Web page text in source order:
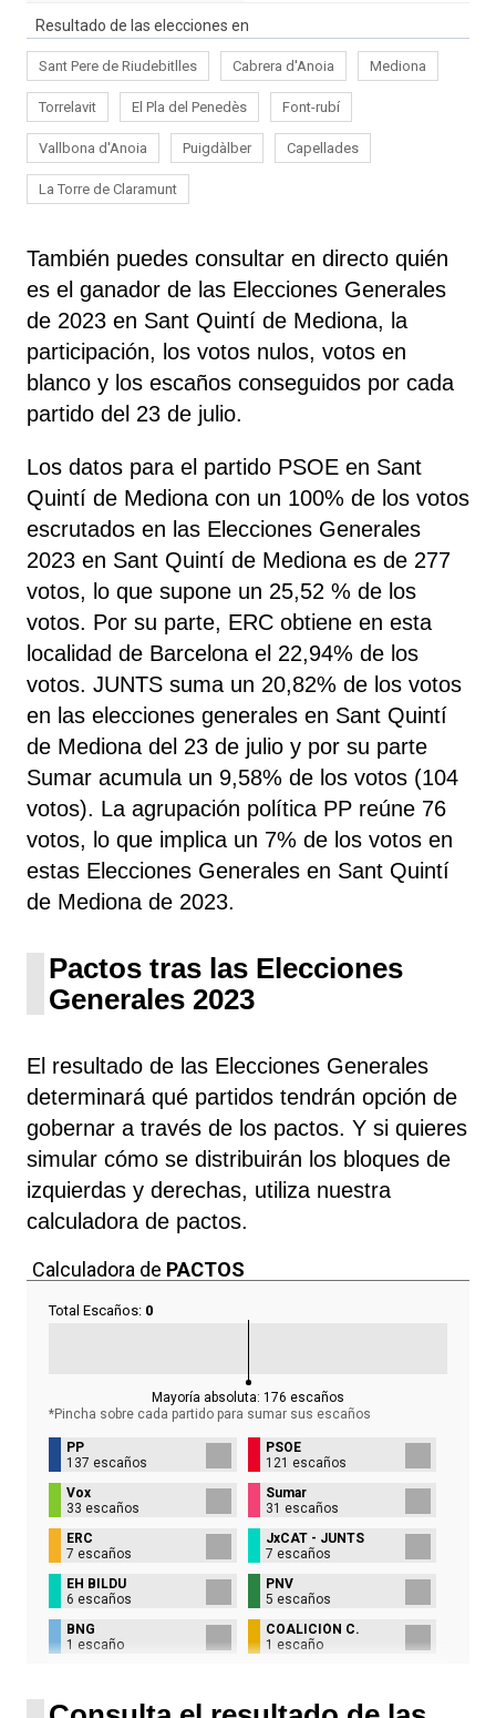
Resultado de las elecciones en
Sant Pere de Riudebitlles Cabrera d'Anoia Mediona
Torrelavit El Pla del Penedès Font-rubí
Vallbona d'Anoia Puigdàlber Capellades
La Torre de Claramunt
También puedes consultar en directo quién
es el ganador de las Elecciones Generales
de 2023 en Sant Quintí de Mediona, la
participación, los votos nulos, votos en
blanco y los escaños conseguidos por cada
partido del 23 de julio.
Los datos para el partido PSOE en Sant
Quintí de Mediona con un 100% de los votos
escrutados en las Elecciones Generales
2023 en Sant Quintí de Mediona es de 277
votos, lo que supone un 25,52 % de los
votos. Por su parte, ERC obtiene en esta
localidad de Barcelona el 22,94% de los
votos. JUNTS suma un 20,82% de los votos
en las elecciones generales en Sant Quintí
de Mediona del 23 de julio y por su parte
Sumar acumula un 9,58% de los votos (104
votos). La agrupación política PP reúne 76
votos, lo que implica un 7% de los votos en
estas Elecciones Generales en Sant Quintí
de Mediona de 2023.
Pactos tras las Elecciones
Generales 2023
El resultado de las Elecciones Generales
determinará qué partidos tendrán opción de
gobernar a través de los pactos. Y si quieres
simular cómo se distribuirán los bloques de
izquierdas y derechas, utiliza nuestra
calculadora de pactos.
Calculadora de PACTOS
Total Escaños: 0
Mayoría absoluta: 176 escaños
*Pincha sobre cada partido para sumar sus escaños
PP
137 escaños
PSOE
121 escaños
Vox
33 escaños
Sumar
31 escaños
ERC
7 escaños
JxCAT - JUNTS
7 escaños
EH BILDU
6 escaños
PNV
5 escaños
BNG
1 escaño
COALICIÓN C.
1 escaño